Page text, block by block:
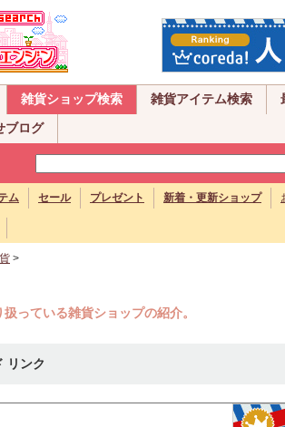
雑貨ショップ検索 雑貨アイテム検索
ブログ
ム セール プレゼント 新着・更新ショップ
>
っている雑貨ショップの紹介。
リンク